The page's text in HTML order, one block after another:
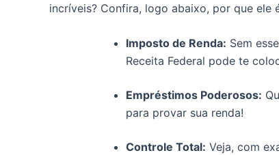
incríveis? Confira, logo abaixo, por que ele
Imposto de Renda: Sem esse
Receita Federal pode te
Empréstimos Poderosos:
para provar sua renda!
Controle Total: Veja, com